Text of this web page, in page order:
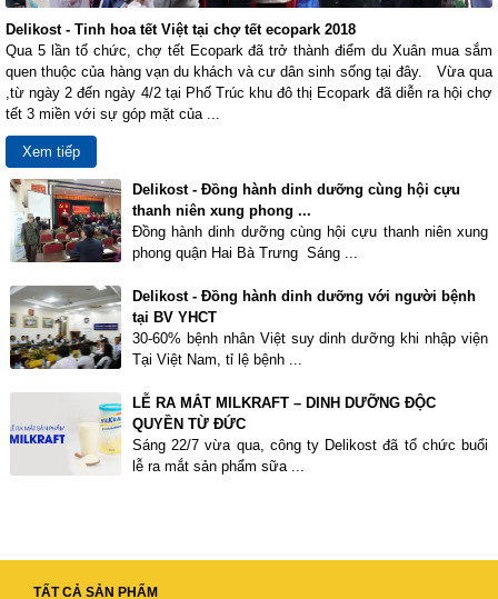
Delikost - Tinh hoa tết Việt tại chợ tết ecopark 2018
Qua 5 lần tổ chức, chợ tết Ecopark đã trở thành điểm du Xuân mua sắm
quen thuộc của hàng vạn du khách và cư dân sinh sống tại đây. Vừa qua
,từ ngày 2 đến ngày 4/2 tại Phố Trúc khu đô thị Ecopark đã diễn ra hội chợ
tết 3 miền với sự góp mặt của ...
Xem tiếp
Delikost - Đồng hành dinh dưỡng cùng hội cựu
thanh niên xung phong ...
Đồng hành dinh dưỡng cùng hội cựu thanh niên xung
phong quận Hai Bà Trưng Sáng ...
Delikost - Đồng hành dinh dưỡng với người bệnh
tại BV YHCT
30-60% bệnh nhân Việt suy dinh dưỡng khi nhập viện
Tại Việt Nam, tỉ lệ bệnh ...
LỄ RA MẮT MILKRAFT – DINH DƯỠNG ĐỘC
QUYỀN TỪ ĐỨC
Sáng 22/7 vừa qua, công ty Delikost đã tổ chức buổi
lễ ra mắt sản phẩm sữa ...
TẤT CẢ SẢN PHẨM